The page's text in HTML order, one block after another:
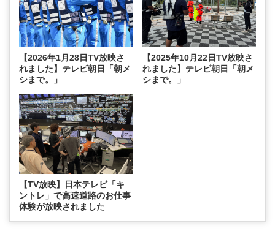
【2026年1月28日TV放映さ
れました】テレビ朝日「朝メ
シまで。」
【2025年10月22日TV放映さ
れました】テレビ朝日「朝メ
シまで。」
【TV放映】日本テレビ「キ
ントレ」で高速道路のお仕事
体験が放映されました